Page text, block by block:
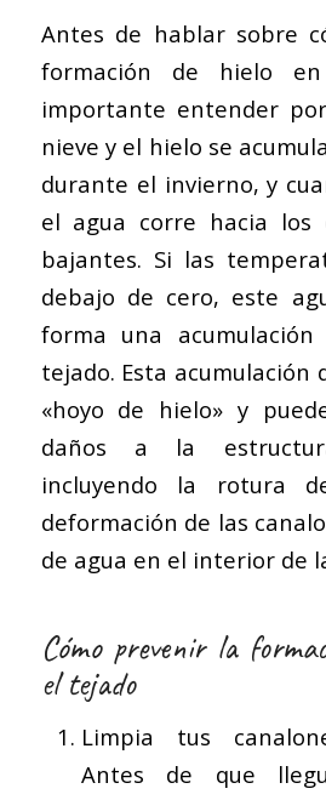
Antes de hablar sobre
formación de hielo
importante entender
nieve y el hielo se
durante el invierno, y
el agua corre hacia los
bajantes. Si las
debajo de cero, este
forma una
tejado. Esta acumulación
«hoyo de hielo» y
daños a la
incluyendo la rotura
deformación de las
de agua en el interior de
Cómo prevenir la
el tejado
Limpia tus
Antes de que